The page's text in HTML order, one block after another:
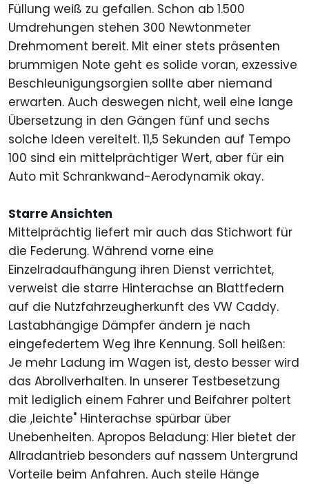
Füllung weiß zu gefallen. Schon ab 1.500
Umdrehungen stehen 300 Newtonmeter
Drehmoment bereit. Mit einer stets präsenten
brummigen Note geht es solide voran, exzessive
Beschleunigungsorgien sollte aber niemand
erwarten. Auch deswegen nicht, weil eine lange
Übersetzung in den Gängen fünf und sechs
solche Ideen vereitelt. 11,5 Sekunden auf Tempo
100 sind ein mittelprächtiger Wert, aber für ein
Auto mit Schrankwand-Aerodynamik okay.
Starre Ansichten
Mittelprächtig liefert mir auch das Stichwort für
die Federung. Während vorne eine
Einzelradaufhängung ihren Dienst verrichtet,
verweist die starre Hinterachse an Blattfedern
auf die Nutzfahrzeugherkunft des VW Caddy.
Lastabhängige Dämpfer ändern je nach
eingefedertem Weg ihre Kennung. Soll heißen:
Je mehr Ladung im Wagen ist, desto besser wird
das Abrollverhalten. In unserer Testbesetzung
mit lediglich einem Fahrer und Beifahrer poltert
die ,leichte" Hinterachse spürbar über
Unebenheiten. Apropos Beladung: Hier bietet der
Allradantrieb besonders auf nassem Untergrund
Vorteile beim Anfahren. Auch steile Hänge